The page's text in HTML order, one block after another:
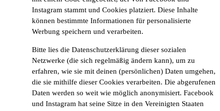
Instagram stammt und Cookies platziert. Diese Inhalte
können bestimmte Informationen für personalisierte
Werbung speichern und verarbeiten.
Bitte lies die Datenschutzerklärung dieser sozialen
Netzwerke (die sich regelmäßig ändern kann), um zu
erfahren, wie sie mit deinen (persönlichen) Daten umgehen,
die sie mithilfe dieser Cookies verarbeiten. Die abgerufenen
Daten werden so weit wie möglich anonymisiert. Facebook
und Instagram hat seine Sitze in den Vereinigten Staaten